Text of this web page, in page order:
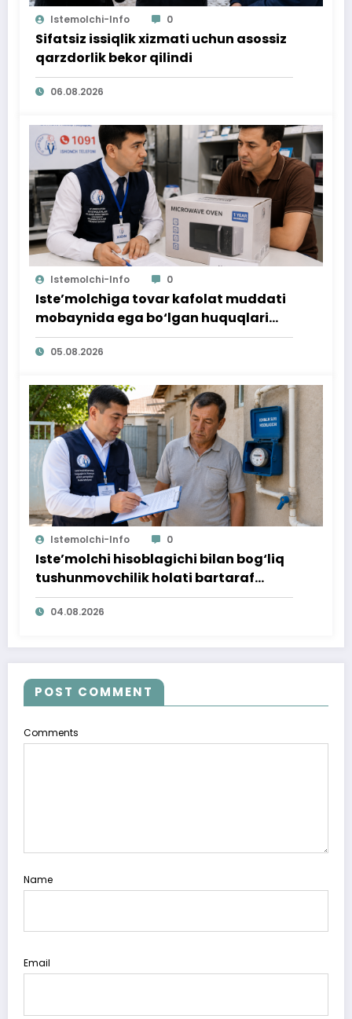
Istemolchi-Info 0
Sifatsiz issiqlik xizmati uchun asossiz
qarzdorlik bekor qilindi
06.08.2026
Istemolchi-Info 0
Iste’molchiga tovar kafolat muddati
mobaynida ega bo‘lgan huquqlari
ta’minlab berildi
05.08.2026
Istemolchi-Info 0
Iste’molchi hisoblagichi bilan bog‘liq
tushunmovchilik holati bartaraf
qilindi
04.08.2026
POST COMMENT
Comments
Name
Email